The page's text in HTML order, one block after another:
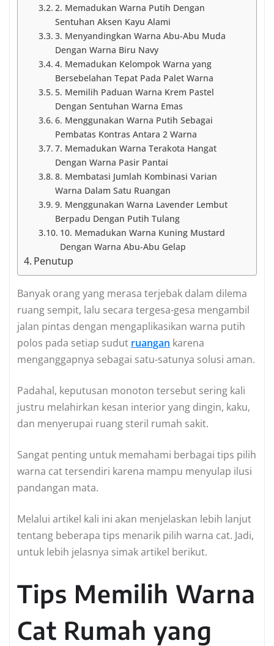
2. Memadukan Warna Putih Dengan
Sentuhan Aksen Kayu Alami
3. Menyandingkan Warna Abu-Abu Muda
Dengan Warna Biru Navy
4. Memadukan Kelompok Warna yang
Bersebelahan Tepat Pada Palet Warna
5. Memilih Paduan Warna Krem Pastel
Dengan Sentuhan Warna Emas
6. Menggunakan Warna Putih Sebagai
Pembatas Kontras Antara 2 Warna
7. Memadukan Warna Terakota Hangat
Dengan Warna Pasir Pantai
8. Membatasi Jumlah Kombinasi Varian
Warna Dalam Satu Ruangan
9. Menggunakan Warna Lavender Lembut
Berpadu Dengan Putih Tulang
10. Memadukan Warna Kuning Mustard
Dengan Warna Abu-Abu Gelap
Penutup
Banyak orang yang merasa terjebak dalam dilema
ruang sempit, lalu secara tergesa-gesa mengambil
jalan pintas dengan mengaplikasikan warna putih
polos pada setiap sudut ruangan karena
menganggapnya sebagai satu-satunya solusi aman.
Padahal, keputusan monoton tersebut sering kali
justru melahirkan kesan interior yang dingin, kaku,
dan menyerupai ruang steril rumah sakit.
Sangat penting untuk memahami berbagai tips pilih
warna cat tersendiri karena mampu menyulap ilusi
pandangan mata.
Melalui artikel kali ini akan menjelaskan lebih lanjut
tentang beberapa tips menarik pilih warna cat. Jadi,
untuk lebih jelasnya simak artikel berikut.
Tips Memilih Warna
Cat Rumah yang